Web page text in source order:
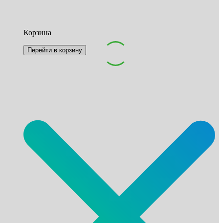
Корзина
Перейти в корзину